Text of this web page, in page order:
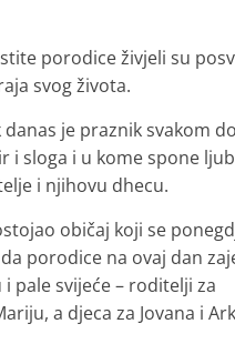
porodice živjeli su
svog života.
je praznik svakom
i sloga i u kome spone
i njihovu dhecu.
običaj koji se
porodice na ovaj dan
pale svijeće – roditelji za
a djeca za Jovana i